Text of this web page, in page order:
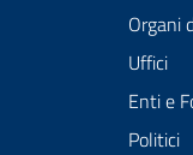
Organi
Uffici
Enti e
Politici